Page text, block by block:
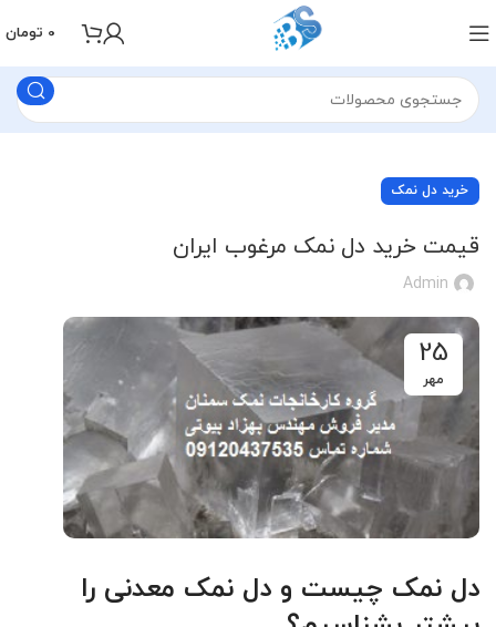
0 تومان
خرید دل نمک
قیمت خرید دل نمک مرغوب ایران
Admin
25
مهر
دل نمک چیست و دل نمک معدنی را